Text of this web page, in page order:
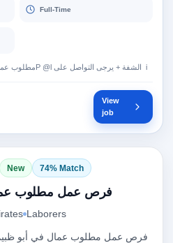
Full-Time
View
job
New 74% Match
فرص عمل مطلوب
Laborers